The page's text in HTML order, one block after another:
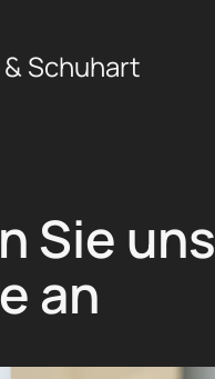
springen
Schuhart
Sie uns
an